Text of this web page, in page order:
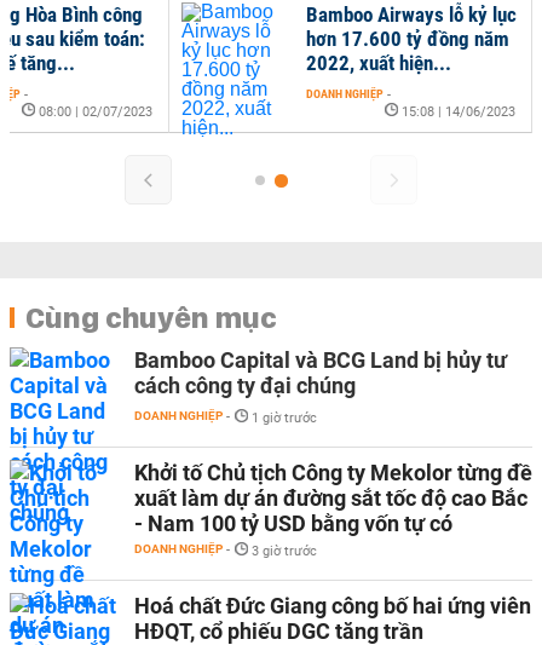
Hòa Bình công
sau kiểm toán:
tăng...
-
08:00 | 02/07/2023
Bamboo Airways lỗ kỷ lục
hơn 17.600 tỷ đồng năm
2022, xuất hiện...
DOANH NGHIỆP -
15:08 | 14/06/2023
Cùng chuyên mục
Bamboo Capital và BCG Land bị hủy tư
cách công ty đại chúng
DOANH NGHIỆP - 1 giờ trước
Khởi tố Chủ tịch Công ty Mekolor từng đề
xuất làm dự án đường sắt tốc độ cao Bắc
- Nam 100 tỷ USD bằng vốn tự có
DOANH NGHIỆP - 3 giờ trước
Hoá chất Đức Giang công bố hai ứng viên
HĐQT, cổ phiếu DGC tăng trần